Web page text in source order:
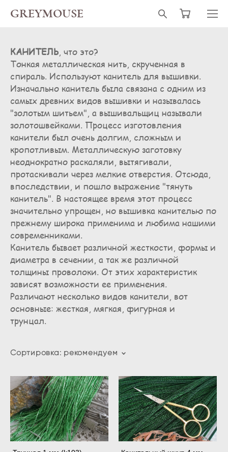
GREYMOUSE
КАНИТЕЛЬ, что это?
Тонкая металлическая нить, скрученная в
спираль. Используют канитель для вышивки.
Изначально канитель была связана с одним из
самых древних видов вышивки и называлась
"золотым шитьем", а вышивальщиц называли
золотошвейками. Процесс изготовления
канители был очень долгим, сложным и
кропотливым. Металлическую заготовку
неоднократно раскаляли, вытягивали,
протаскивали через мелкие отверстия. Отсюда,
впоследствии, и пошло выражение "тянуть
канитель". В настоящее время этот процесс
значительно упрощен, но вышивка канителью по
прежнему широка применима и любима нашими
современниками.
Канитель бывает различной жесткости, формы и
диаметра в сечении, а так же различной
толщины проволоки. От этих характеристик
зависят возможности ее применения.
Различают несколько видов канители, вот
основные: жесткая, мягкая, фигурная и
трунцал.
Сортировка: рекомендуем